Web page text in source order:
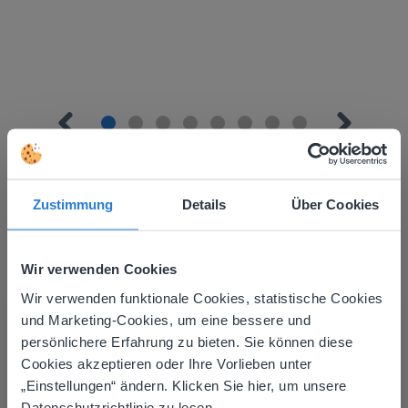
Zustimmung Details Über Cookies
Wir verwenden Cookies
Wir verwenden funktionale Cookies, statistische Cookies
und Marketing-Cookies, um eine bessere und
persönlichere Erfahrung zu bieten. Sie können diese
Cookies akzeptieren oder Ihre Vorlieben unter
„Einstellungen“ ändern. Klicken Sie hier, um unsere
Mehr entdecken
This website doesn't match
your location
Based on your location, we think you might
prefer to visit our English website. There you'll